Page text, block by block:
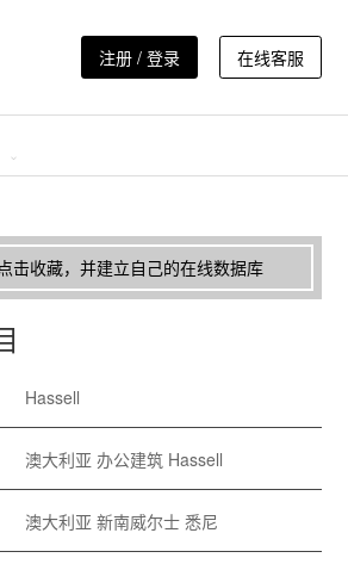
注册 / 登录 在线客服
击收藏，并建立自己的在线数据库
Hassell
澳大利亚 办公建筑 Hassell
澳大利亚 新南威尔士 悉尼